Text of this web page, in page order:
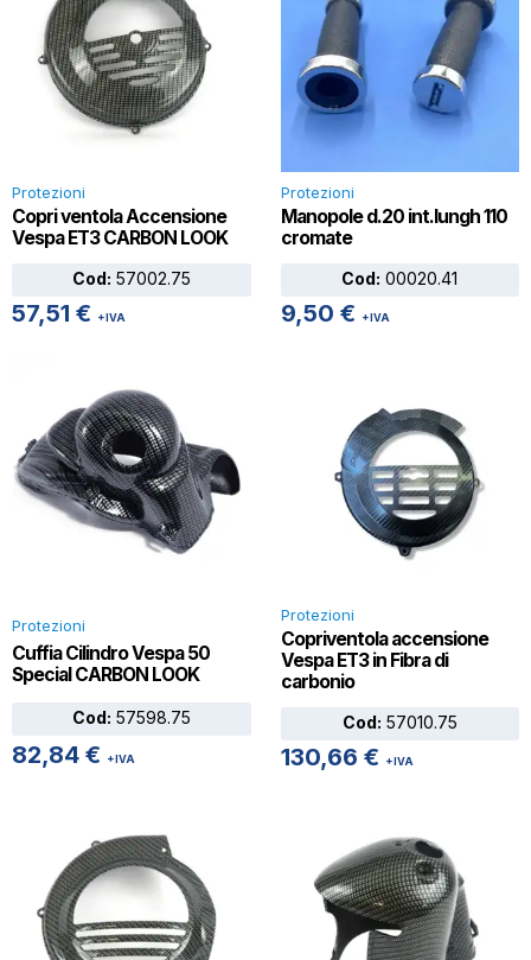
Protezioni
Copri ventola Accensione
Vespa ET3 CARBON LOOK
Cod: 57002.75
57,51 € +IVA
Protezioni
Manopole d.20 int.lungh 110
cromate
Cod: 00020.41
9,50 € +IVA
Protezioni
Cuffia Cilindro Vespa 50
Special CARBON LOOK
Cod: 57598.75
82,84 € +IVA
Protezioni
Copriventola accensione
Vespa ET3 in Fibra di
carbonio
Cod: 57010.75
130,66 € +IVA